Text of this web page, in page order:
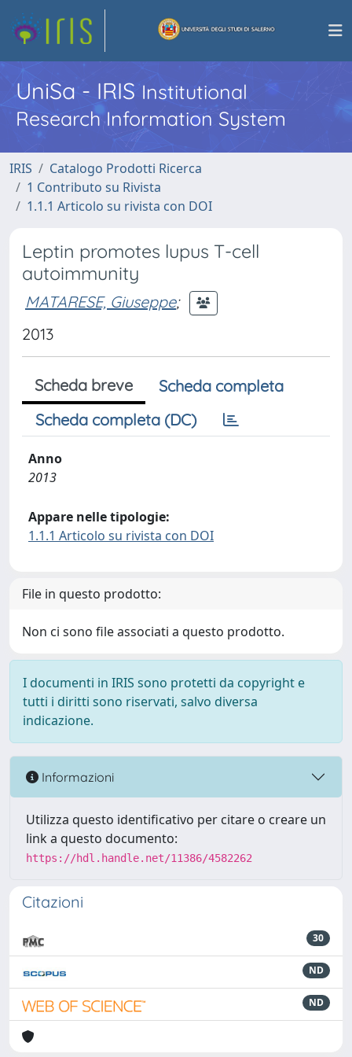
UniSa - IRISInstitutional
Research Information System
IRIS
Catalogo Prodotti Ricerca
1 Contributo su Rivista
1.1.1 Articolo su rivista con DOI
Leptin promotes lupus T-cell
autoimmunity
MATARESE, Giuseppe;
2013
Scheda breve
Scheda completa
Scheda completa (DC)
Anno
2013
Appare nelle tipologie:
1.1.1 Articolo su rivista con DOI
File in questo prodotto:
Non ci sono file associati a questo prodotto.
I documenti in IRIS sono protetti da copyright e
tutti i diritti sono riservati, salvo diversa
indicazione.
Informazioni
Utilizza questo identificativo per citare o creare un
link a questo documento:
https://hdl.handle.net/11386/4582262
Citazioni
30
ND
ND